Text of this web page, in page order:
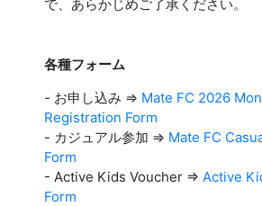
で、あらかじめご了承ください。
各種フォーム
- お申し込み => Mate FC 2026
Registration Form
- カジュアル参加 => Mate FC
Form
- Active Kids Voucher => Active
Form